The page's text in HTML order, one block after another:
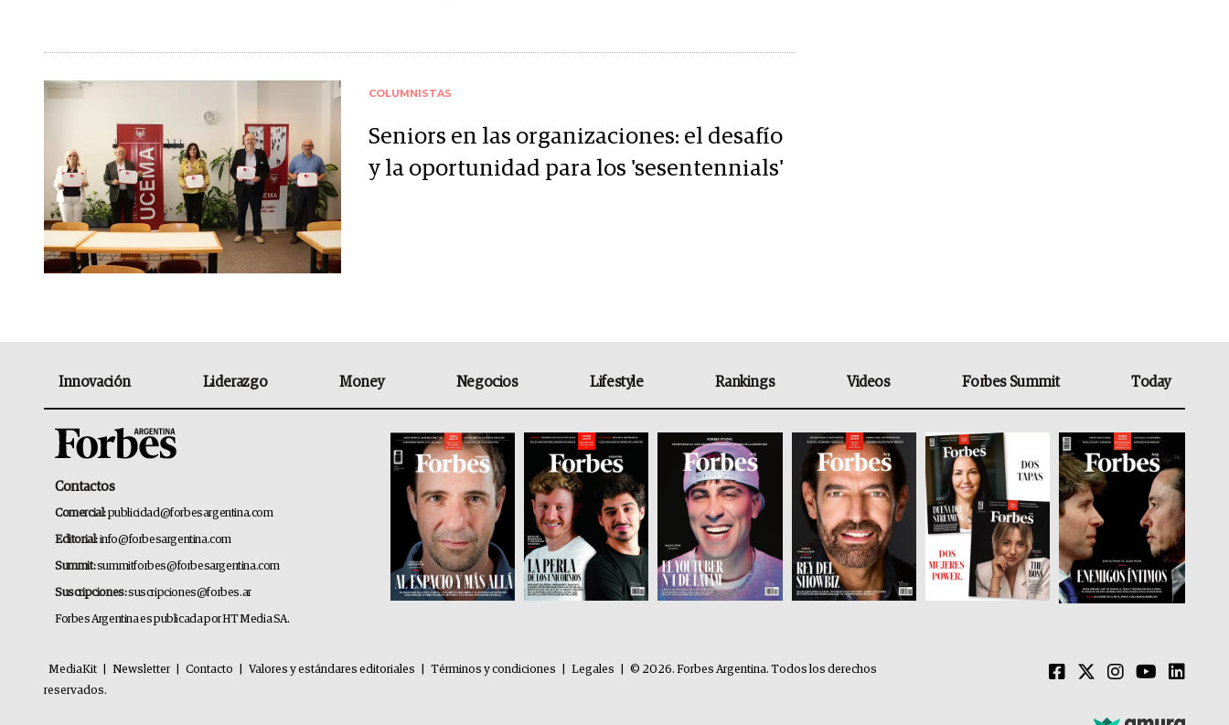
COLUMNISTAS
Seniors en las organizaciones: el desafío
y la oportunidad para los 'sesentennials'
Innovación Liderazgo Money Negocios Lifestyle Rankings Videos Forbes Summit Today
Contactos
Comercial:publicidad@forbesargentina.com
Editorial:info@forbesargentina.com
Summit:summitforbes@forbesargentina.com
Suscripciones:suscripciones@forbes.ar
Forbes Argentina es publicada por HT Media SA.
MediaKit Newsletter Contacto Valores y estándares editoriales Términos y condiciones Legales
© 2026. Forbes Argentina. Todos los derechos
reservados.